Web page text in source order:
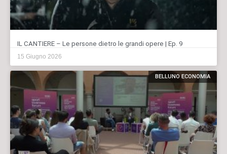
IL CANTIERE – Le persone dietro le grandi opere | Ep. 9
15 Giugno 2026
BELLUNO ECONOMIA